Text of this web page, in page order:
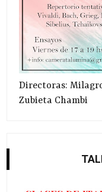
Directoras:
Zubieta Chambi